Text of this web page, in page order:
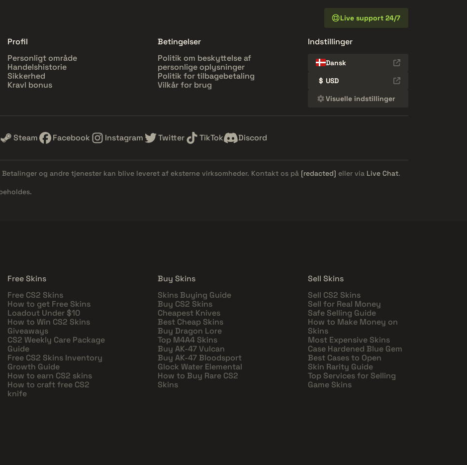
Live support 24/7
Profil
Personligt område
Handelshistorie
Sikkerhed
Kravl bonus
Betingelser
Politik om beskyttelse af
personlige oplysninger
Politik for tilbagebetaling
Vilkår for brug
Indstillinger
Dansk
$ USD
Visuelle indstillinger
Steam Facebook Instagram Twitter TikTok Discord
Betalinger og andre tjenester kan blive leveret af eksterne virksomheder. Kontakt os på [redacted] eller via Live Chat.
Free Skins
Free CS2 Skins
How to get Free Skins
Loadout Under $10
How to Win CS2 Skins
Giveaways
CS2 Weekly Care Package
Guide
Free CS2 Skins Inventory
Growth Guide
How to earn CS2 skins
How to craft free CS2
knife
Buy Skins
Skins Buying Guide
Buy CS2 Skins
Cheapest Knives
Best Cheap Skins
Buy Dragon Lore
Top M4A4 Skins
Buy AK-47 Vulcan
Buy AK-47 Bloodsport
Glock Water Elemental
How to Buy Rare CS2
Skins
Sell Skins
Sell CS2 Skins
Sell for Real Money
Safe Selling Guide
How to Make Money on
Skins
Most Expensive Skins
Case Hardened Blue Gem
Best Cases to Open
Skin Rarity Guide
Top Services for Selling
Game Skins